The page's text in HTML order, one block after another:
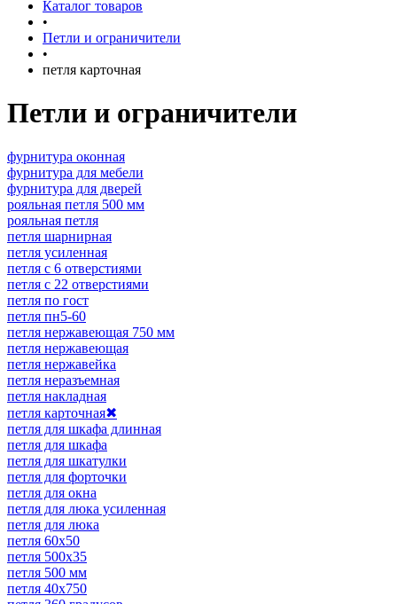
Каталог товаров
•
Петли и ограничители
•
петля карточная
Петли и ограничители
фурнитура оконная
фурнитура для мебели
фурнитура для дверей
рояльная петля 500 мм
рояльная петля
петля шарнирная
петля усиленная
петля с 6 отверстиями
петля с 22 отверстиями
петля по гост
петля пн5-60
петля нержавеющая 750 мм
петля нержавеющая
петля нержавейка
петля неразъемная
петля накладная
петля карточная✖
петля для шкафа длинная
петля для шкафа
петля для шкатулки
петля для форточки
петля для окна
петля для люка усиленная
петля для люка
петля 60х50
петля 500х35
петля 500 мм
петля 40х750